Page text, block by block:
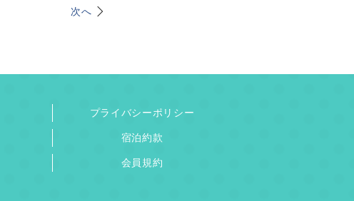
次へ
プライバシーポリシー
宿泊約款
会員規約